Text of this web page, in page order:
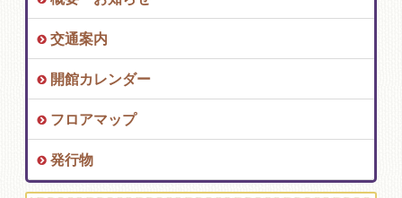
交通案内
開館カレンダー
フロアマップ
発行物